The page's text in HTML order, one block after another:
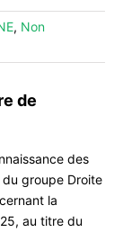
, Non
de
des
groupe Droite
la
au titre du